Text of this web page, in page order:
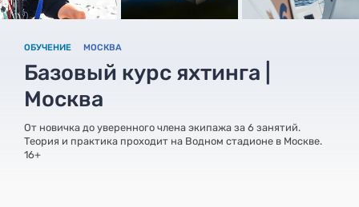
ОБУЧЕНИЕ МОСКВА
Базовый курс яхтинга |
Москва
От новичка до уверенного члена экипажа за 6 занятий.
Теория и практика проходит на Водном стадионе в Москве.
16+